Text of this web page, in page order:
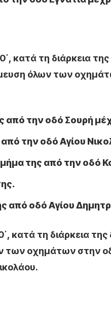
κατά τη διάρκεια
όλων των
από την οδό Σουρή
την οδό Αγίου
της από την οδό
από οδό Αγίου
κατά τη διάρκεια της
των οχημάτων στην